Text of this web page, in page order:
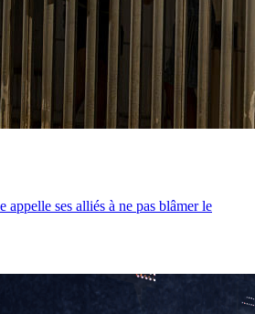
appelle ses alliés à ne pas blâmer le